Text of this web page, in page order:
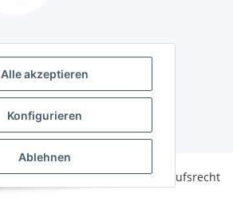
Sitemap Impressum Widerrufsrecht
Alle akzeptieren
Konfigurieren
Ablehnen